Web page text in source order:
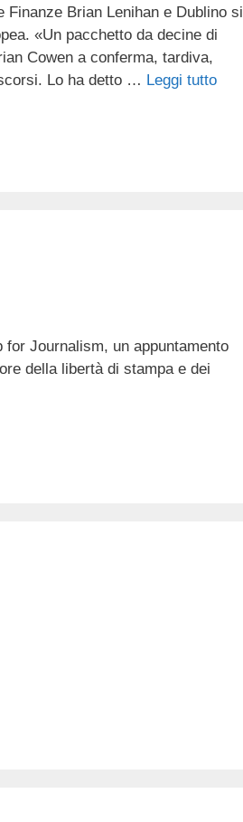
Finanze Brian Lenihan e Dublino si
«Un pacchetto da decine di
Cowen a conferma, tardiva,
Lo ha detto … Leggi tutto
for Journalism, un appuntamento
della libertà di stampa e dei